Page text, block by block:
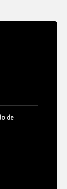
de